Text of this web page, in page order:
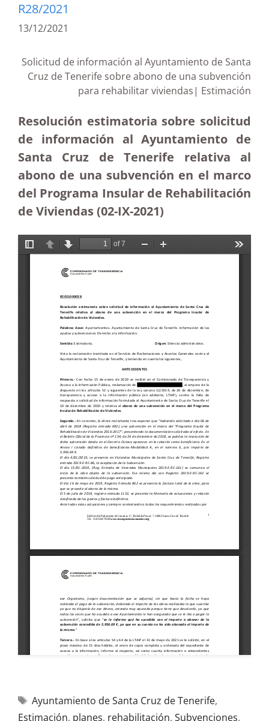
R28/2021
13/12/2021
Solicitud de información al Ayuntamiento de Santa
Cruz de Tenerife sobre abono de una subvención
para rehabilitar viviendas| Estimación
Resolución estimatoria sobre solicitud
de información al Ayuntamiento de
Santa Cruz de Tenerife relativa al
abono de una subvención en el marco
del Programa Insular de Rehabilitación
de Viviendas (02-IX-2021)
Ayuntamiento de Santa Cruz de Tenerife,
Estimación, planes, rehabilitación, Subvenciones,